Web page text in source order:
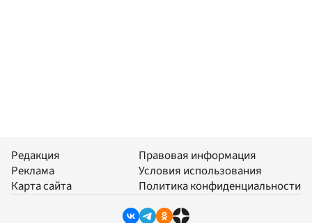
Редакция
Реклама
Карта сайта
Правовая информация
Условия использования
Политика конфиденциальности